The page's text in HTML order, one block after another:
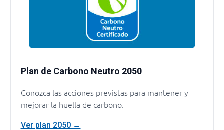
Plan de Carbono Neutro 2050
Conozca las acciones previstas para mantener y
mejorar la huella de carbono.
Ver plan 2050 →